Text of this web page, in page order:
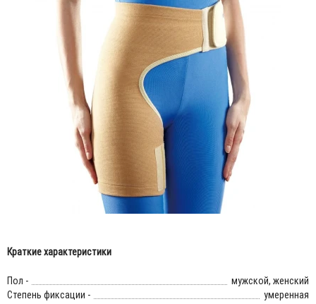
Краткие характеристики
Пол -
мужской, женский
Степень фиксации -
умеренная